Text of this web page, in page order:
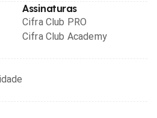
Assinaturas
Cifra Club PRO
Cifra Club Academy